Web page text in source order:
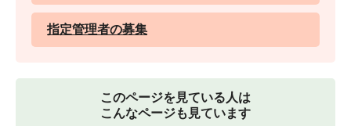
指定管理者の募集
このページを見ている人は
こんなページも見ています